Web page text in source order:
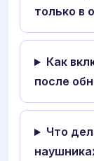
только в
Как
после
Что